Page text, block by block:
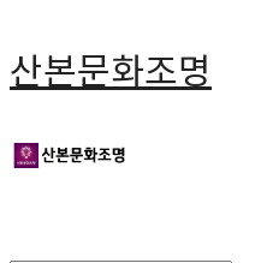
산본문화조명